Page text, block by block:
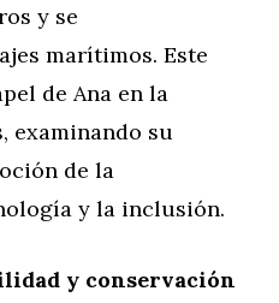
y se
marítimos. Este
de Ana en la
examinando su
de la
y la inclusión.
y conservación